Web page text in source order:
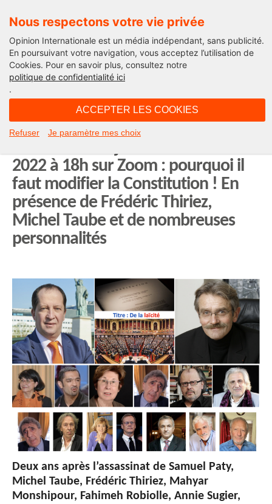
Nous respectons votre vie privée
Opinion Internationale est un média indépendant, sans publicité.
En poursuivant votre navigation, vous acceptez l’utilisation de
Cookies. Pour en savoir plus, consultez notre
politique de confidentialité ici
.
ACCEPTER LES COOKIES
Refuser Je paramètre mes choix
Agenda Opinion Internationale
Je m’inscris au Live Opinion
2022 à 18h sur Zoom : pourquoi il
faut modifier la Constitution ! En
présence de Frédéric Thiriez,
Michel Taube et de nombreuses
personnalités
Deux ans après l’assassinat de Samuel Paty,
Michel Taube, Frédéric Thiriez, Mahyar
Monshipour, Fahimeh Robiolle, Annie Sugier,